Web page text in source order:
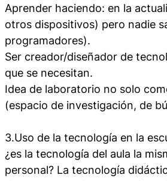
Aprender haciendo: en la
otros dispositivos) pero nadie
programadores).
Ser creador/diseñador de
que se necesitan.
Idea de laboratorio no solo
(espacio de investigación, de
3.Uso de la tecnología en la
¿es la tecnología del aula la
personal? La tecnología